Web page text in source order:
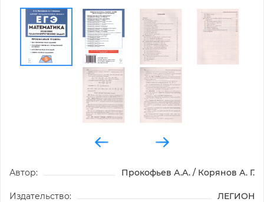
Автор: Прокофьев А.А. / Корянов А. Г.
Издательство: ЛЕГИОН